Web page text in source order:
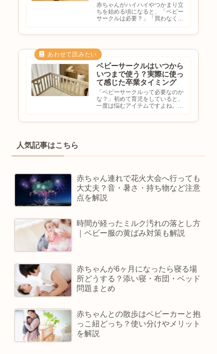
赤ちゃんがハイハイやつかまり立
ちを始める頃になると、「ベビー
サークルは必要？」「買わなくて
ても困らなかった」という意見
も...
ベビーサークルはいつから
いつまで使う？実際に使っ
て感じた卒業タイミング
「ベビーサークルって必要なのか
な？」初めて育児をしていると、
一度は悩むアイテムですよね。我
人気記事はこちら
赤ちゃん連れで花火大会へ行っても
大丈夫？音・暑さ・持ち物など注意
点を解説
時間が経ったミルク汚れの落とし方
｜ベビー服の黄ばみ対策も解説
赤ちゃんが6ヶ月になったら寝る場
所どうする？添い寝・布団・ベッド
問題まとめ
赤ちゃんとの散歩はベビーカーと抱
っこ紐どっち？使い分けやメリット
を解説